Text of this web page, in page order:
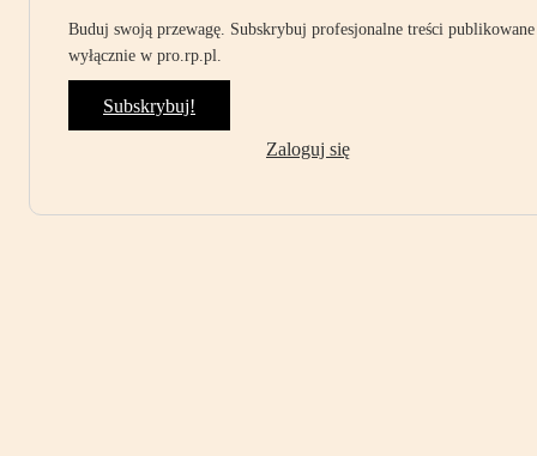
Buduj swoją przewagę. Subskrybuj profesjonalne treści publikowane
wyłącznie w pro.rp.pl.
Subskrybuj!
Zaloguj się